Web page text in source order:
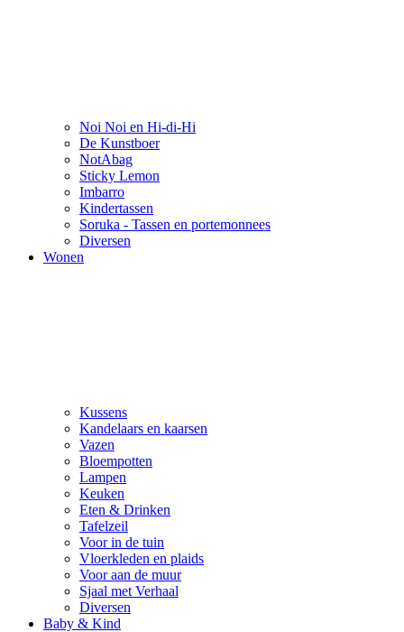
Noi Noi en Hi-di-Hi
De Kunstboer
NotAbag
Sticky Lemon
Imbarro
Kindertassen
Soruka - Tassen en portemonnees
Diversen
Wonen
Kussens
Kandelaars en kaarsen
Vazen
Bloempotten
Lampen
Keuken
Eten & Drinken
Tafelzeil
Voor in de tuin
Vloerkleden en plaids
Voor aan de muur
Sjaal met Verhaal
Diversen
Baby & Kind